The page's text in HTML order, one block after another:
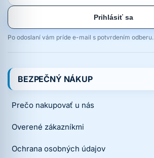
Prihlásiť sa
Po odoslaní vám príde e-mail s potvrdením odberu.
BEZPEČNÝ NÁKUP
Prečo nakupovať u nás
Overené zákazníkmi
Ochrana osobných údajov